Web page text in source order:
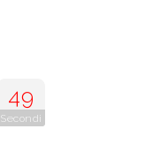
48
Secondi